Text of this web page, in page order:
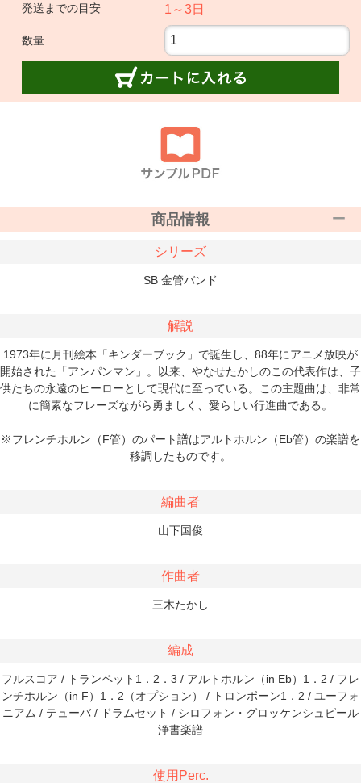
発送までの目安
1～3日
数量
商品情報
シリーズ
SB 金管バンド
解説
1973年に月刊絵本「キンダーブック」で誕生し、88年にアニメ放映が
開始された「アンパンマン」。以来、やなせたかしのこの代表作は、子
供たちの永遠のヒーローとして現代に至っている。この主題曲は、非常
に簡素なフレーズながら勇ましく、愛らしい行進曲である。
※フレンチホルン（F管）のパート譜はアルトホルン（Eb管）の楽譜を
移調したものです。
編曲者
山下国俊
作曲者
三木たかし
編成
フルスコア / トランペット1．2．3 / アルトホルン（in Eb）1．2 / フレ
ンチホルン（in F）1．2（オプション） / トロンボーン1．2 / ユーフォ
ニアム / テューバ / ドラムセット / シロフォン・グロッケンシュピール
浄書楽譜
使用Perc.